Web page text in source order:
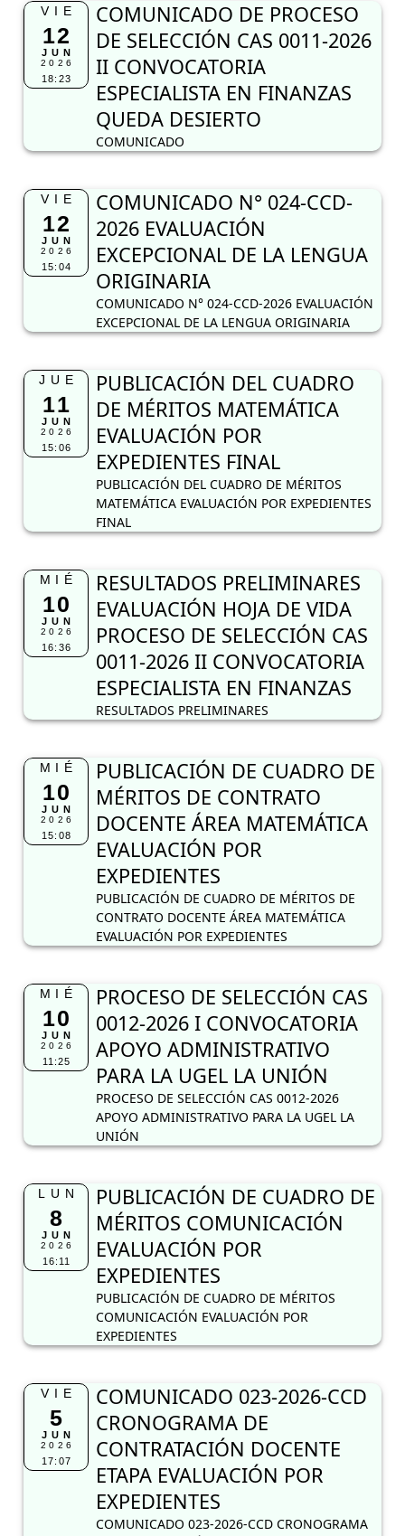
VIE
12
JUN
2026
18:23
COMUNICADO DE PROCESO
DE SELECCIÓN CAS 0011-2026
II CONVOCATORIA
ESPECIALISTA EN FINANZAS
QUEDA DESIERTO
COMUNICADO
VIE
12
JUN
2026
15:04
COMUNICADO N° 024-CCD-
2026 EVALUACIÓN
EXCEPCIONAL DE LA LENGUA
ORIGINARIA
COMUNICADO N° 024-CCD-2026 EVALUACIÓN
EXCEPCIONAL DE LA LENGUA ORIGINARIA
JUE
11
JUN
2026
15:06
PUBLICACIÓN DEL CUADRO
DE MÉRITOS MATEMÁTICA
EVALUACIÓN POR
EXPEDIENTES FINAL
PUBLICACIÓN DEL CUADRO DE MÉRITOS
MATEMÁTICA EVALUACIÓN POR EXPEDIENTES
FINAL
MIÉ
10
JUN
2026
16:36
RESULTADOS PRELIMINARES
EVALUACIÓN HOJA DE VIDA
PROCESO DE SELECCIÓN CAS
0011-2026 II CONVOCATORIA
ESPECIALISTA EN FINANZAS
RESULTADOS PRELIMINARES
MIÉ
10
JUN
2026
15:08
PUBLICACIÓN DE CUADRO DE
MÉRITOS DE CONTRATO
DOCENTE ÁREA MATEMÁTICA
EVALUACIÓN POR
EXPEDIENTES
PUBLICACIÓN DE CUADRO DE MÉRITOS DE
CONTRATO DOCENTE ÁREA MATEMÁTICA
EVALUACIÓN POR EXPEDIENTES
MIÉ
10
JUN
2026
11:25
PROCESO DE SELECCIÓN CAS
0012-2026 I CONVOCATORIA
APOYO ADMINISTRATIVO
PARA LA UGEL LA UNIÓN
PROCESO DE SELECCIÓN CAS 0012-2026
APOYO ADMINISTRATIVO PARA LA UGEL LA
UNIÓN
LUN
8
JUN
2026
16:11
PUBLICACIÓN DE CUADRO DE
MÉRITOS COMUNICACIÓN
EVALUACIÓN POR
EXPEDIENTES
PUBLICACIÓN DE CUADRO DE MÉRITOS
COMUNICACIÓN EVALUACIÓN POR
EXPEDIENTES
VIE
5
JUN
2026
17:07
COMUNICADO 023-2026-CCD
CRONOGRAMA DE
CONTRATACIÓN DOCENTE
ETAPA EVALUACIÓN POR
EXPEDIENTES
COMUNICADO 023-2026-CCD CRONOGRAMA